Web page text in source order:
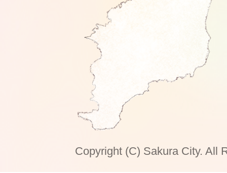
Copyright (C) Sakura City. All